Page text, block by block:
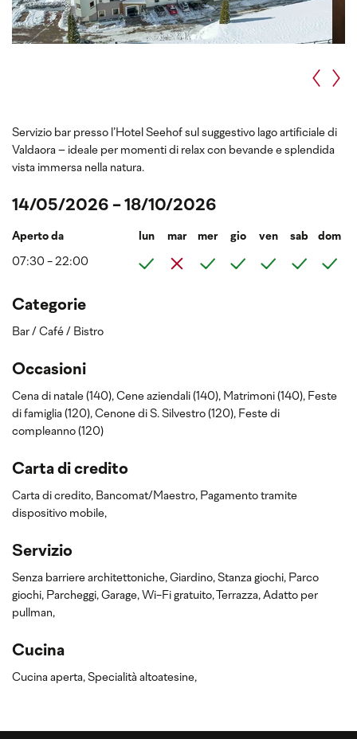
Servizio bar presso l’Hotel Seehof sul suggestivo lago artificiale di
Valdaora – ideale per momenti di relax con bevande e splendida
vista immersa nella natura.
14/05/2026 - 18/10/2026
Aperto da lun mar mer gio ven sab dom
07:30 - 22:00
Categorie
Bar / Café / Bistro
Occasioni
Cena di natale (140), Cene aziendali (140), Matrimoni (140), Feste
di famiglia (120), Cenone di S. Silvestro (120), Feste di
compleanno (120)
Carta di credito
Carta di credito, Bancomat/Maestro, Pagamento tramite
dispositivo mobile,
Servizio
Senza barriere architettoniche, Giardino, Stanza giochi, Parco
giochi, Parcheggi, Garage, Wi-Fi gratuito, Terrazza, Adatto per
pullman,
Cucina
Cucina aperta, Specialità altoatesine,